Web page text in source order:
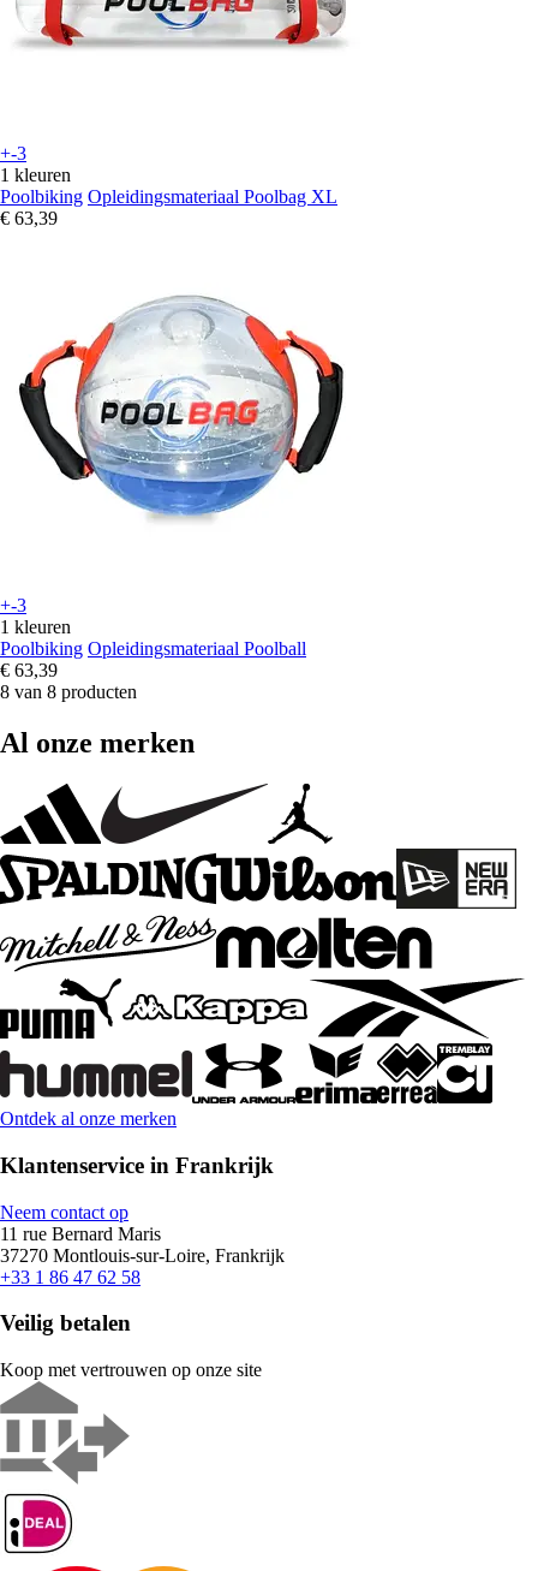
+-3
1 kleuren
Poolbiking Opleidingsmateriaal Poolbag XL
€ 63,39
+-3
1 kleuren
Poolbiking Opleidingsmateriaal Poolball
€ 63,39
8 van 8 producten
Al onze merken
Ontdek al onze merken
Klantenservice in Frankrijk
Neem contact op
11 rue Bernard Maris
37270 Montlouis-sur-Loire, Frankrijk
+33 1 86 47 62 58
Veilig betalen
Koop met vertrouwen op onze site